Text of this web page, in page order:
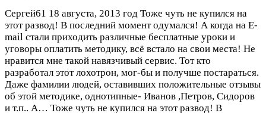
Сергей61 18 августа, 2013 год Тоже чуть не купился на
этот развод! В последний момент одумался! А когда на E-
mail стали приходить различные бесплатные уроки и
уговоры оплатить методику, всё встало на свои места! Не
нравится мне такой навязчивый сервис. Тот кто
разработал этот лохотрон, мог-бы и получше постараться.
Даже фамилии людей, оставивших положительные отзывы
об этой методике, однотипные- Иванов ,Петров, Сидоров
и т.п.. А… Тоже чуть не купился на этот развод! В